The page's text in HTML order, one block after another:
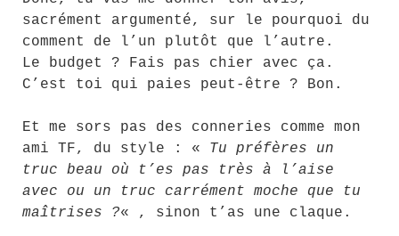
sacrément argumenté, sur le pourquoi du
comment de l’un plutôt que l’autre.
Le budget ? Fais pas chier avec ça.
C’est toi qui paies peut-être ? Bon.
Et me sors pas des conneries comme mon
ami TF, du style : « Tu préfères un
truc beau où t’es pas très à l’aise
avec ou un truc carrément moche que tu
maîtrises ?« , sinon t’as une claque.